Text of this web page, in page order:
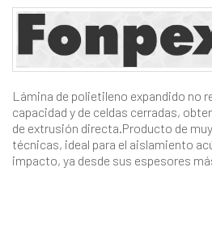
Lámina de polietileno expandido no
capacidad y de celdas cerradas,
de extrusión directa.Producto de
técnicas, ideal para el aislamiento
impacto, ya desde sus espesores